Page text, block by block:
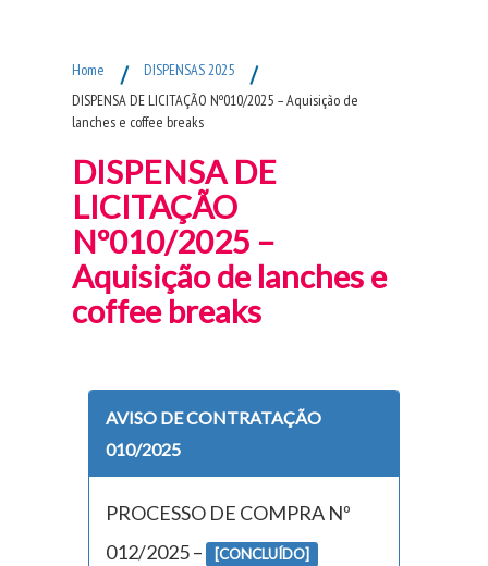
Home / DISPENSAS 2025 /
DISPENSA DE LICITAÇÃO Nº010/2025 – Aquisição de
lanches e coffee breaks
DISPENSA DE
LICITAÇÃO
Nº010/2025 –
Aquisição de lanches e
coffee breaks
AVISO DE CONTRATAÇÃO
010/2025
PROCESSO DE COMPRA Nº
012/2025 –
[CONCLUÍDO]